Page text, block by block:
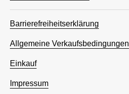
Barrierefreiheitserklärung
Allgemeine Verkaufsbedingungen
Einkauf
Impressum